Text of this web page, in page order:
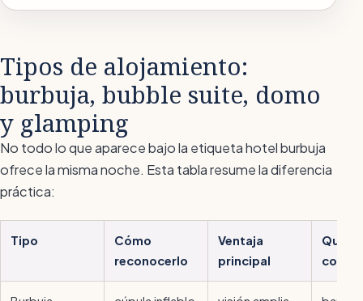
Tipos de alojamiento:
burbuja, bubble suite, domo
y glamping
No todo lo que aparece bajo la etiquetahotel burbuja
ofrece la misma noche. Esta tabla resume la diferencia
práctica:
Tipo
Cómo
reconocerlo
Ventaja
principal
Qué